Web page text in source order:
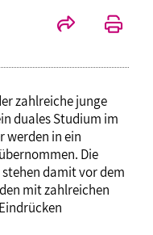
zahlreiche junge
duales Studium im
werden in ein
Die
damit vor dem
mit zahlreichen